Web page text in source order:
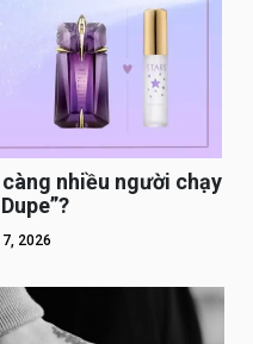
nhiều người chạy
2026